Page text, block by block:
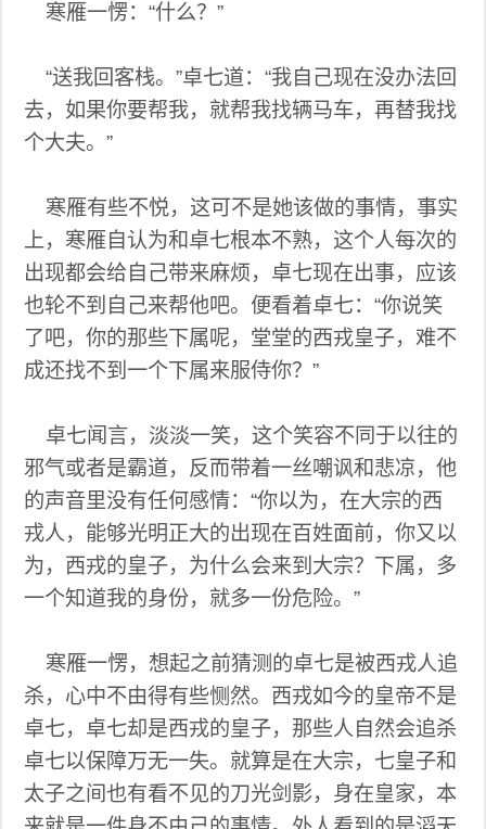
寒雁一愣：“什么？”
“送我回客栈。”卓七道：“我自己现在没办法回
去，如果你要帮我，就帮我找辆马车，再替我找
个大夫。”
寒雁有些不悦，这可不是她该做的事情，事实
上，寒雁自认为和卓七根本不熟，这个人每次的
出现都会给自己带来麻烦，卓七现在出事，应该
也轮不到自己来帮他吧。便看着卓七：“你说笑
了吧，你的那些下属呢，堂堂的西戎皇子，难不
成还找不到一个下属来服侍你？”
卓七闻言，淡淡一笑，这个笑容不同于以往的
邪气或者是霸道，反而带着一丝嘲讽和悲凉，他
的声音里没有任何感情：“你以为，在大宗的西
戎人，能够光明正大的出现在百姓面前，你又以
为，西戎的皇子，为什么会来到大宗？下属，多
一个知道我的身份，就多一份危险。”
寒雁一愣，想起之前猜测的卓七是被西戎人追
杀，心中不由得有些恻然。西戎如今的皇帝不是
卓七，卓七却是西戎的皇子，那些人自然会追杀
卓七以保障万无一失。就算是在大宗，七皇子和
太子之间也有看不见的刀光剑影，身在皇家，本